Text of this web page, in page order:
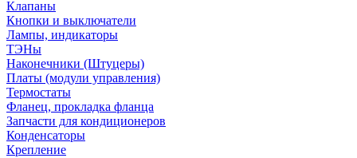
Клапаны
Кнопки и выключатели
Лампы, индикаторы
ТЭНы
Наконечники (Штуцеры)
Платы (модули управления)
Термостаты
Фланец, прокладка фланца
Запчасти для кондиционеров
Конденсаторы
Крепление